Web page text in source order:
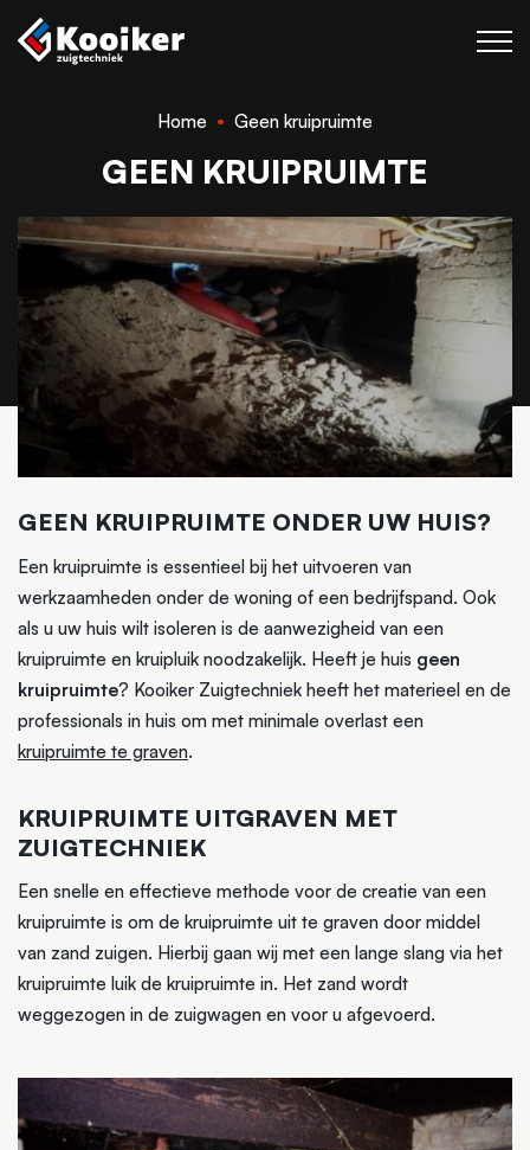
Blaastechniek
Projecten
Over Kooiker
Werken bij
Contact
Home Geen kruipruimte
GEEN KRUIPRUIMTE
GEEN KRUIPRUIMTE ONDER UW HUIS?
Een kruipruimte is essentieel bij het uitvoeren van
werkzaamheden onder de woning of een bedrijfspand. Ook
als u uw huis wilt isoleren is de aanwezigheid van een
kruipruimte en kruipluik noodzakelijk. Heeft je huis geen
kruipruimte? Kooiker Zuigtechniek heeft het materieel en de
professionals in huis om met minimale overlast een
kruipruimte te graven.
KRUIPRUIMTE UITGRAVEN MET
ZUIGTECHNIEK
Een snelle en effectieve methode voor de creatie van een
kruipruimte is om de kruipruimte uit te graven door middel
van zand zuigen. Hierbij gaan wij met een lange slang via het
kruipruimte luik de kruipruimte in. Het zand wordt
weggezogen in de zuigwagen en voor u afgevoerd.